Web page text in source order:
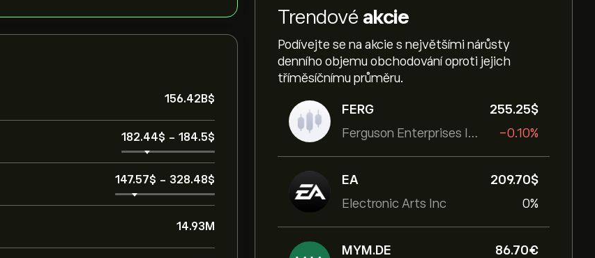
Trendové akcie
Podívejte se na akcie s největšími nárůsty
denního objemu obchodování oproti jejich
tříměsíčnímu průměru.
FERG
Ferguson Enterprises Inc
255.25‎$‎
-0.10%
EA
Electronic Arts Inc
209.70‎$‎
0%
MYM.DE
86.70‎€‎
156.42B‎$‎
182.44‎$‎ - 184.5‎$‎
147.57‎$‎ - 328.48‎$‎
14.93M